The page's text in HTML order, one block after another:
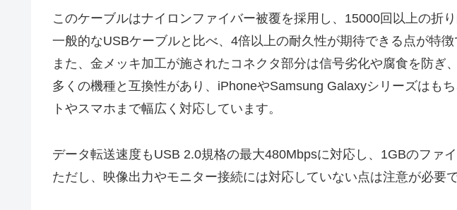
このケーブルはナイロンファイバー被覆を採用し、15000回以上の折
一般的なUSBケーブルと比べ、4倍以上の耐久性が期待できる点が特徴
また、金メッキ加工が施されたコネクタ部分は信号劣化や腐食を防ぎ
多くの機種と互換性があり、iPhoneやSamsung Galaxyシリーズはも
トやスマホまで幅広く対応しています。
データ転送速度もUSB 2.0規格の最大480Mbpsに対応し、1GBのファ
ただし、映像出力やモニター接続には対応していない点は注意が必要で